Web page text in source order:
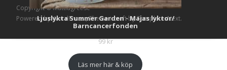
Ljuslykta Summer Garden - Majas lyktor/
Barncancerfonden
99kr
Läs mer här & köp
Copyright © Mattlagret.se
Powered by WordPress, Themei-craftby TemplatesNext.